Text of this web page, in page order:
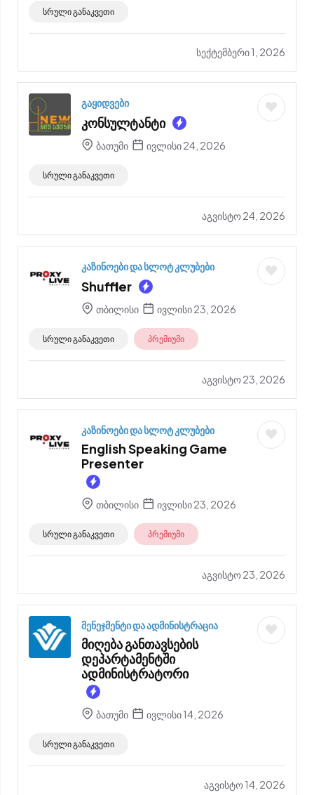
სრული განაკვეთი
სექტემბერი 1, 2026
გაყიდვები
კონსულტანტი
ბათუმი ივლისი 24, 2026
სრული განაკვეთი
აგვისტო 24, 2026
კაზინოები და სლოტ კლუბები
Shuffler
თბილისი ივლისი 23, 2026
სრული განაკვეთი პრემიუმი
აგვისტო 23, 2026
კაზინოები და სლოტ კლუბები
English Speaking Game
Presenter
თბილისი ივლისი 23, 2026
სრული განაკვეთი პრემიუმი
აგვისტო 23, 2026
მენეჯმენტი და ადმინისტრაცია
მიღება განთავსების
დეპარტამენტში
ადმინისტრატორი
ბათუმი ივლისი 14, 2026
სრული განაკვეთი
აგვისტო 14, 2026